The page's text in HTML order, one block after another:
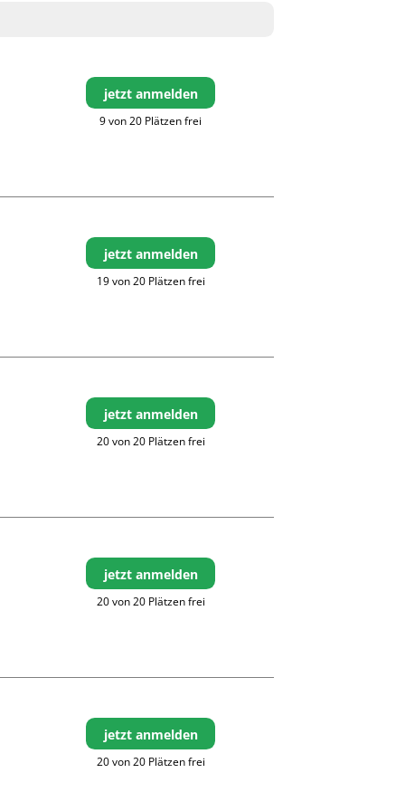
jetzt anmelden
9 von 20 Plätzen frei
jetzt anmelden
19 von 20 Plätzen frei
jetzt anmelden
20 von 20 Plätzen frei
jetzt anmelden
20 von 20 Plätzen frei
jetzt anmelden
20 von 20 Plätzen frei